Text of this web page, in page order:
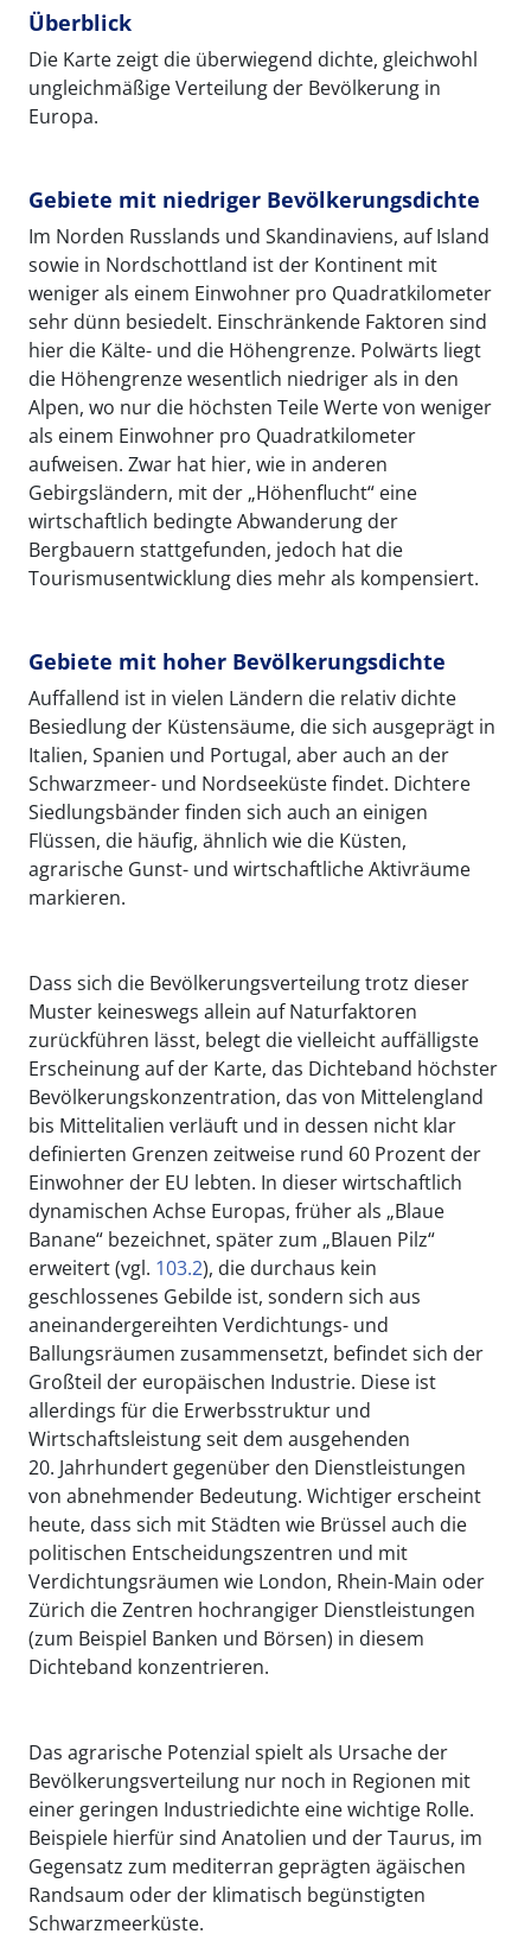
Überblick
Die Karte zeigt die überwiegend dichte, gleichwohl
ungleichmäßige Verteilung der Bevölkerung in
Europa.
Gebiete mit niedriger Bevölkerungsdichte
Im Norden Russlands und Skandinaviens, auf Island
sowie in Nordschottland ist der Kontinent mit
weniger als einem Einwohner pro Quadratkilometer
sehr dünn besiedelt. Einschränkende Faktoren sind
hier die Kälte- und die Höhengrenze. Polwärts liegt
die Höhengrenze wesentlich niedriger als in den
Alpen, wo nur die höchsten Teile Werte von weniger
als einem Einwohner pro Quadratkilometer
aufweisen. Zwar hat hier, wie in anderen
Gebirgsländern, mit der „Höhenflucht“ eine
wirtschaftlich bedingte Abwanderung der
Bergbauern stattgefunden, jedoch hat die
Tourismusentwicklung dies mehr als kompensiert.
Gebiete mit hoher Bevölkerungsdichte
Auffallend ist in vielen Ländern die relativ dichte
Besiedlung der Küstensäume, die sich ausgeprägt in
Italien, Spanien und Portugal, aber auch an der
Schwarzmeer- und Nordseeküste findet. Dichtere
Siedlungsbänder finden sich auch an einigen
Flüssen, die häufig, ähnlich wie die Küsten,
agrarische Gunst- und wirtschaftliche Aktivräume
markieren.
Dass sich die Bevölkerungsverteilung trotz dieser
Muster keineswegs allein auf Naturfaktoren
zurückführen lässt, belegt die vielleicht auffälligste
Erscheinung auf der Karte, das Dichteband höchster
Bevölkerungskonzentration, das von Mittelengland
bis Mittelitalien verläuft und in dessen nicht klar
definierten Grenzen zeitweise rund 60 Prozent der
Einwohner der EU lebten. In dieser wirtschaftlich
dynamischen Achse Europas, früher als „Blaue
Banane“ bezeichnet, später zum „Blauen Pilz“
erweitert (vgl. 103.2), die durchaus kein
geschlossenes Gebilde ist, sondern sich aus
aneinandergereihten Verdichtungs- und
Ballungsräumen zusammensetzt, befindet sich der
Großteil der europäischen Industrie. Diese ist
allerdings für die Erwerbsstruktur und
Wirtschaftsleistung seit dem ausgehenden
20. Jahrhundert gegenüber den Dienstleistungen
von abnehmender Bedeutung. Wichtiger erscheint
heute, dass sich mit Städten wie Brüssel auch die
politischen Entscheidungszentren und mit
Verdichtungsräumen wie London, Rhein-Main oder
Zürich die Zentren hochrangiger Dienstleistungen
(zum Beispiel Banken und Börsen) in diesem
Dichteband konzentrieren.
Das agrarische Potenzial spielt als Ursache der
Bevölkerungsverteilung nur noch in Regionen mit
einer geringen Industriedichte eine wichtige Rolle.
Beispiele hierfür sind Anatolien und der Taurus, im
Gegensatz zum mediterran geprägten ägäischen
Randsaum oder der klimatisch begünstigten
Schwarzmeerküste.